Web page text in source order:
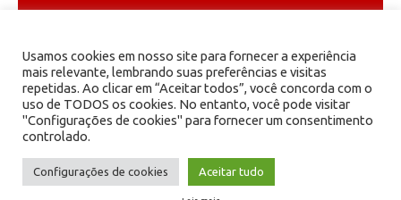
Creative Commons
ARQUIVOS
Arquivos
Usamos cookies em nosso site para fornecer a experiência
mais relevante, lembrando suas preferências e visitas
repetidas. Ao clicar em “Aceitar todos”, você concorda com o
uso de TODOS os cookies. No entanto, você pode visitar
"Configurações de cookies" para fornecer um consentimento
controlado.
Configurações de cookies Aceitar tudo